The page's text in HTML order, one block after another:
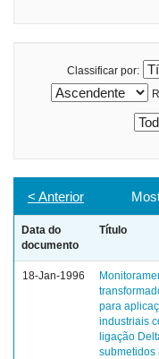
Classificar por:
< Anterior
Data do
documento
Título
18-Jan-1996
para
industriais
ligação
submetidos